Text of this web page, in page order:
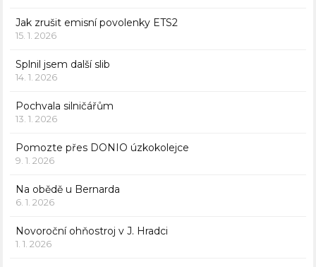
Jak zrušit emisní povolenky ETS2
15. 1. 2026
Splnil jsem další slib
14. 1. 2026
Pochvala silničářům
13. 1. 2026
Pomozte přes DONIO úzkokolejce
9. 1. 2026
Na obědě u Bernarda
6. 1. 2026
Novoroční ohňostroj v J. Hradci
1. 1. 2026